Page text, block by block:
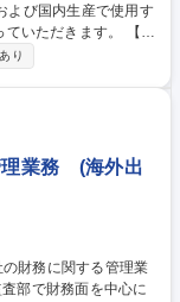
ただきます。 【具
産で使用する輸入部品
り
理業務 (海外出